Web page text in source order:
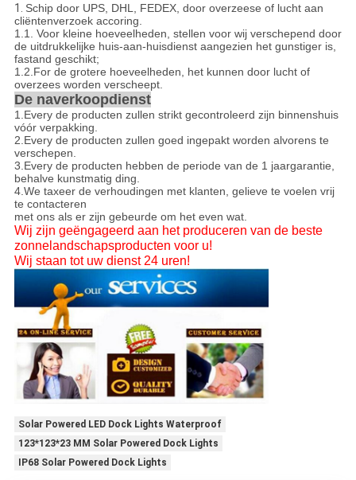
1. Schip door UPS, DHL, FEDEX, door overzeese of lucht aan
cliëntenverzoek accoring.
1.1
Voor kleine hoeveelheden, stellen voor wij verschepend door
de uitdrukkelijke huis-aan-huisdienst aangezien het gunstiger is,
fastand geschikt;
1.2.For de grotere hoeveelheden, het kunnen door lucht of
overzees worden verscheept.
De naverkoopdienst
1.Every de producten zullen strikt gecontroleerd zijn binnenshuis
vóór verpakking.
2.Every de producten zullen goed ingepakt worden alvorens te
verschepen.
3.Every de producten hebben de periode van de 1 jaargarantie,
behalve kunstmatig ding.
4.We taxeer de verhoudingen met klanten, gelieve te voelen vrij
te contacteren
met ons als er zijn gebeurde om het even wat.
Wij zijn geëngageerd aan het produceren van de beste
zonnelandschapsproducten voor u!
Wij staan tot uw dienst 24 uren!
Solar Powered LED Dock Lights Waterproof
123*123*23 MM Solar Powered Dock Lights
IP68 Solar Powered Dock Lights